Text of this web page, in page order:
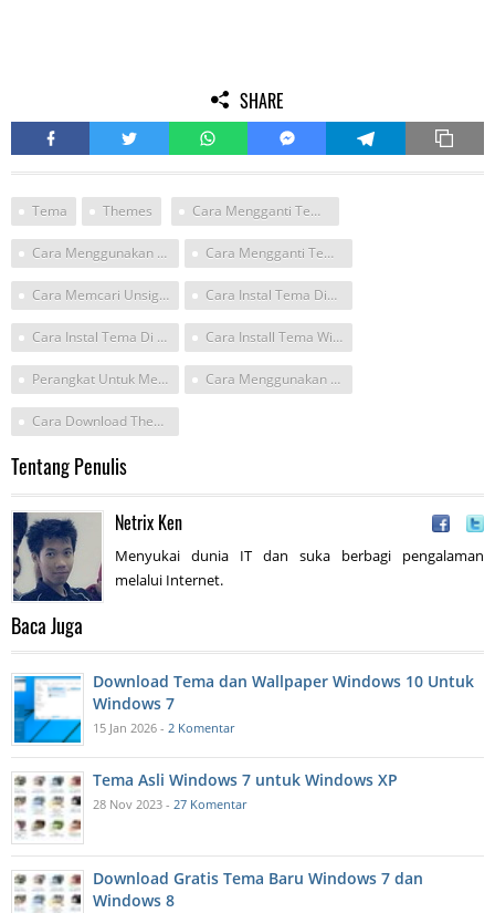
SHARE
Tema Themes Cara Mengganti Tema Di Win 7
Cara Menggunakan Window 7 Tema Cara Mengganti Tema Win 7
Cara Memcari Unsigned Themes Cara Instal Tema Din Win 7 Dengan Data
Cara Instal Tema Di Windows 7 Cara Install Tema Windows
Perangkat Untuk Menerapkan Tema Wimdows 7 Cara Menggunakan Themespack Di Window 7
Cara Download Thema Windows 7
Tentang Penulis
Netrix Ken
Menyukai dunia IT dan suka berbagi pengalaman
melalui Internet.
Baca Juga
Download Tema dan Wallpaper Windows 10 Untuk
Windows 7
15 Jan 2026 - 2 Komentar
Tema Asli Windows 7 untuk Windows XP
28 Nov 2023 - 27 Komentar
Download Gratis Tema Baru Windows 7 dan
Windows 8